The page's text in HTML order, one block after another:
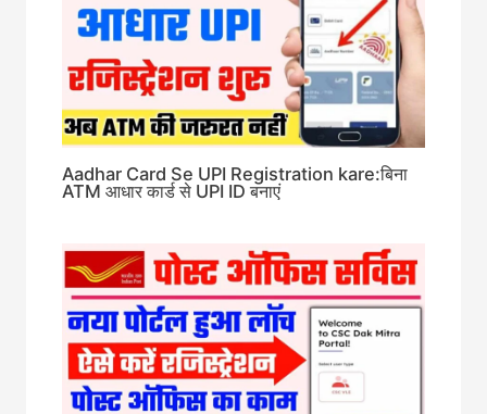
Aadhar Card Se UPI Registration kare:बिना
ATM आधार कार्ड से UPI ID बनाएं